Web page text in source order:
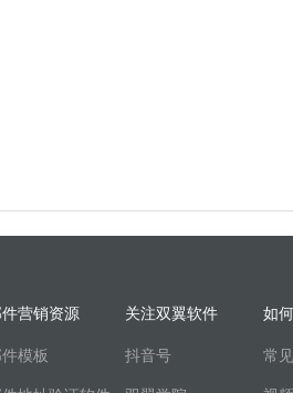
件营销资源
模板
关注双翼软件
抖音号
如
常